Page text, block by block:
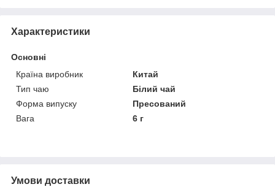
Характеристики
Основні
Країна виробник
Китай
Тип чаю
Білий чай
Форма випуску
Пресований
Вага
6 г
Умови доставки